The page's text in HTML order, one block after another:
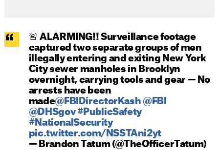
🚨 ALARMING!! Surveillance footage
captured two separate groups of men
illegally entering and exiting New York
City sewer manholes in Brooklyn
overnight, carrying tools and gear — No
arrests have been
made@FBIDirectorKash @FBI
@DHSgov #PublicSafety
#NationalSecurity
pic.twitter.com/NSSTAni2yt
— Brandon Tatum (@TheOfficerTatum)